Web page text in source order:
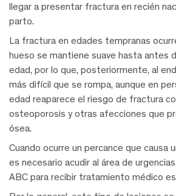
llegar a presentar fractura en recién
parto.
La fractura en edades tempranas
hueso se mantiene suave hasta antes
edad, por lo que, posteriormente, al
más difícil que se rompa, aunque en
edad reaparece el riesgo de fractura
osteoporosis y otras afecciones que
ósea.
Cuando ocurre un percance que causa
es necesario acudir al área de
ABC para recibir tratamiento médico